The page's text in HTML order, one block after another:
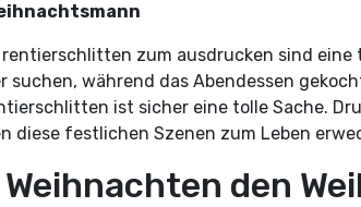
zum ausdrucken sind
während das Abendessen
ist sicher eine tolle Sache.
diese festlichen Szenen zum Leben
den